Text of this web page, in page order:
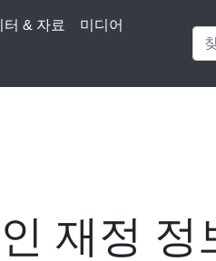
터 & 자료 미디어
재정 정